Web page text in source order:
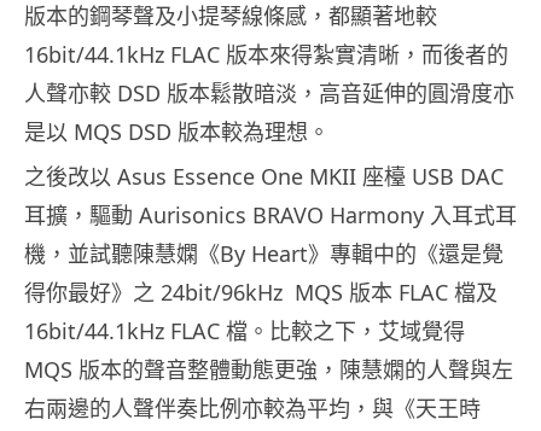
版本的鋼琴聲及小提琴線條感，都顯著地較
16bit/44.1kHz FLAC 版本來得紮實清晰，而後者的
人聲亦較 DSD 版本鬆散暗淡，高音延伸的圓滑度亦
是以 MQS DSD 版本較為理想。
之後改以 Asus Essence One MKII 座檯 USB DAC
耳擴，驅動 Aurisonics BRAVO Harmony 入耳式耳
機，並試聽陳慧嫻《By Heart》專輯中的《還是覺
得你最好》之 24bit/96kHz MQS 版本 FLAC 檔及
16bit/44.1kHz FLAC 檔。比較之下，艾域覺得
MQS 版本的聲音整體動態更強，陳慧嫻的人聲與左
右兩邊的人聲伴奏比例亦較為平均，與《天王時